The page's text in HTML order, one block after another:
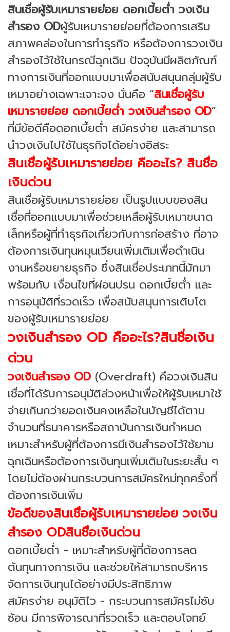
สินเชื่อผู้รับเหมารายย่อย ดอกเบี้ยต่ำ วงเงิน
สำรอง ODผู้รับเหมารายย่อยที่ต้องการเสริม
สภาพคล่องในการทำธุรกิจ หรือต้องการวงเงิน
สำรองไว้ใช้ในกรณีฉุกเฉิน ปัจจุบันมีผลิตภัณฑ์
ทางการเงินที่ออกแบบมาเพื่อสนับสนุนกลุ่มผู้รับ
เหมาอย่างเฉพาะเจาะจง นั่นคือ “สินเชื่อผู้รับ
เหมารายย่อย ดอกเบี้ยต่ำ วงเงินสำรอง OD”
ที่มีข้อดีคือดอกเบี้ยต่ำ สมัครง่าย และสามารถ
นำวงเงินไปใช้ในธุรกิจได้อย่างอิสระ
สินเชื่อผู้รับเหมารายย่อย คืออะไร? สินชื่อ
เงินด่วน
สินเชื่อผู้รับเหมารายย่อย เป็นรูปแบบของสิน
เชื่อที่ออกแบบมาเพื่อช่วยเหลือผู้รับเหมาขนาด
เล็กหรือผู้ที่ทำธุรกิจเกี่ยวกับการก่อสร้าง ที่อาจ
ต้องการเงินทุนหมุนเวียนเพิ่มเติมเพื่อดำเนิน
งานหรือขยายธุรกิจ ซึ่งสินเชื่อประเภทนี้มักมา
พร้อมกับ เงื่อนไขที่ผ่อนปรน ดอกเบี้ยต่ำ และ
การอนุมัติที่รวดเร็ว เพื่อสนับสนุนการเติบโต
ของผู้รับเหมารายย่อย
วงเงินสำรอง OD คืออะไร?สินชื่อเงิน
ด่วน
วงเงินสำรอง OD (Overdraft) คือวงเงินสิน
เชื่อที่ได้รับการอนุมัติล่วงหน้าเพื่อให้ผู้รับเหมาใช้
จ่ายเกินกว่ายอดเงินคงเหลือในบัญชีได้ตาม
จำนวนที่ธนาคารหรือสถาบันการเงินกำหนด
เหมาะสำหรับผู้ที่ต้องการมีเงินสำรองไว้ใช้ยาม
ฉุกเฉินหรือต้องการเงินทุนเพิ่มเติมในระยะสั้น ๆ
โดยไม่ต้องผ่านกระบวนการสมัครใหม่ทุกครั้งที่
ต้องการเงินเพิ่ม
ข้อดีของสินเชื่อผู้รับเหมารายย่อย วงเงิน
สำรอง ODสินชื่อเงินด่วน
ดอกเบี้ยต่ำ - เหมาะสำหรับผู้ที่ต้องการลด
ต้นทุนทางการเงิน และช่วยให้สามารถบริหาร
จัดการเงินทุนได้อย่างมีประสิทธิภาพ
สมัครง่าย อนุมัติไว - กระบวนการสมัครไม่ซับ
ซ้อน มีการพิจารณาที่รวดเร็ว และตอบโจทย์